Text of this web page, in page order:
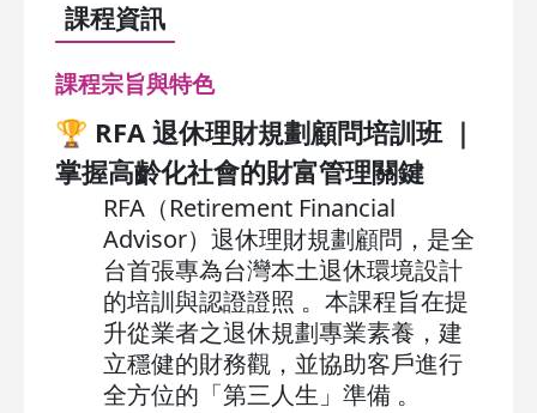
課程資訊
課程宗旨與特色
🏆 RFA 退休理財規劃顧問培訓班 ｜
掌握高齡化社會的財富管理關鍵
RFA（Retirement Financial
Advisor）退休理財規劃顧問，是全
台首張專為台灣本土退休環境設計
的培訓與認證證照 。本課程旨在提
升從業者之退休規劃專業素養，建
立穩健的財務觀，並協助客戶進行
全方位的「第三人生」準備 。